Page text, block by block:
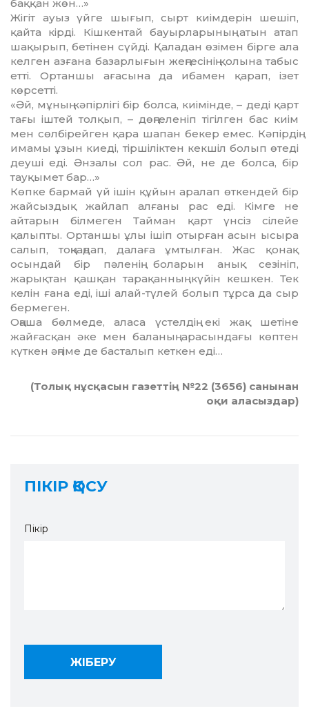
баққан жөн…»
Жігіт ауыз үйге шығып, сырт киімде­рін шешіп,
қайта кірді. Кішкентай бауырлары­ның атын атап
шақырып, бетінен сүйді. Қаладан өзімен бірге ала
келген азғана базарлығын жеңгесінің қолына табыс
етті. Ортаншы ағасына да ибамен қарап, ізет
көрсетті.
«Әй, мұның кәпірлігі бір болса, киімінде, – деді қарт
тағы іштей толқып, – дөңгеленіп тігілген бас киім
мен сөлбірейген қара шапан бекер емес. Кәпірдің
имамы ұзын киеді, тіршіліктен кекшіл болып өтеді
деуші еді. Әнзалы сол рас. Әй, не де болса, бір
тауқымет бар…»
Көпке бармай үй ішін құйын аралап өткендей бір
жайсыздық жайлап алғаны рас еді. Кімге не
айтарын білмеген Тайман қарт үнсіз сілейе
қалыпты. Ортаншы ұлы ішіп отырған асын ысыра
салып, тоңқаңдап, далаға ұмтылған. Жас қонақ
осындай бір пәленің боларын анық сезініп,
жарықтан қашқан тарақанның күйін кешкен. Тек
келін ғана еді, іші алай-түлей болып тұрса да сыр
бермеген.
Оңаша бөлмеде, аласа үстелдің екі жақ шетіне
жайғасқан әке мен баланың арасындағы көптен
күткен әңгіме де басталып кеткен еді…
(Толық нұсқасын газеттің №22 (3656) санынан
оқи аласыздар)
ПІКІР ҚОСУ
Пікір